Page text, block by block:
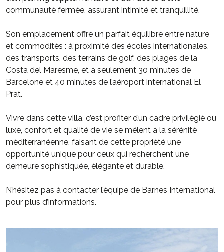
communauté fermée, assurant intimité et tranquillité.
Son emplacement offre un parfait équilibre entre nature
et commodités : à proximité des écoles internationales,
des transports, des terrains de golf, des plages de la
Costa del Maresme, et à seulement 30 minutes de
Barcelone et 40 minutes de l’aéroport international El
Prat.
Vivre dans cette villa, c’est profiter d’un cadre privilégié où
luxe, confort et qualité de vie se mêlent à la sérénité
méditerranéenne, faisant de cette propriété une
opportunité unique pour ceux qui recherchent une
demeure sophistiquée, élégante et durable.
N’hésitez pas à contacter l’équipe de Barnes International
pour plus d’informations.